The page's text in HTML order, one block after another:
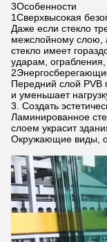
3Особенности
1Сверхвысокая
Даже если стекло
межслойному слою,
стекло имеет
ударам,
Передний слой PVB
и уменьшает
3. Создать
Ламинированное
слоем украсит
Окружающие виды,